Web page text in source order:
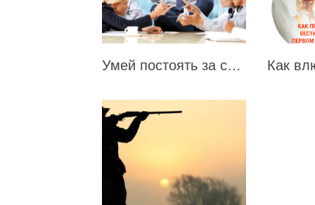
Умей постоять за себя или поставь хама на место (мастерство ведения конфликтов)